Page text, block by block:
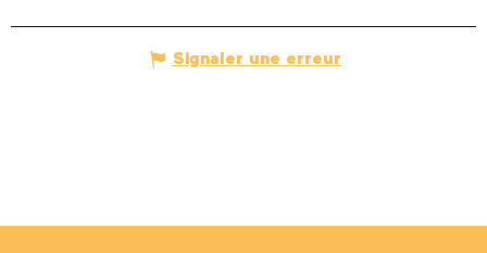
Signaler une erreur